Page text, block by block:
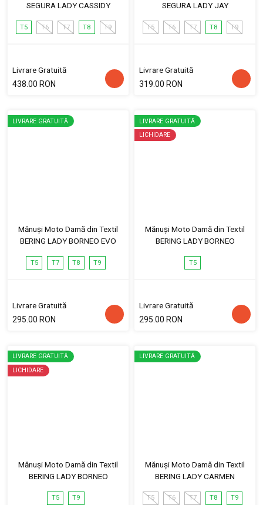
SEGURA LADY CASSIDY
T5 T6 T7 T8 T9
Livrare Gratuită
438.00 RON
SEGURA LADY JAY
T5 T6 T7 T8 T9
Livrare Gratuită
319.00 RON
LIVRARE GRATUITĂ
Mănuși Moto Damă din Textil
BERING LADY BORNEO EVO
T5 T7 T8 T9
Livrare Gratuită
295.00 RON
LIVRARE GRATUITĂ
LICHIDARE
Mănuși Moto Damă din Textil
BERING LADY BORNEO
T5
Livrare Gratuită
295.00 RON
LIVRARE GRATUITĂ
LICHIDARE
Mănuși Moto Damă din Textil
BERING LADY BORNEO
T5 T9
LIVRARE GRATUITĂ
Mănuși Moto Damă din Textil
BERING LADY CARMEN
T5 T6 T7 T8 T9